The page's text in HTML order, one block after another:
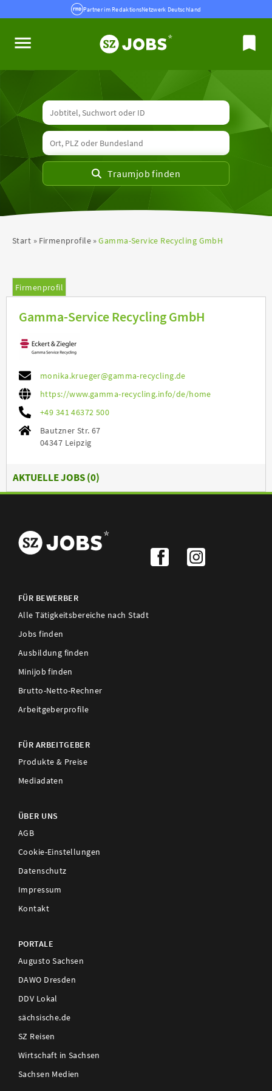
Partner im RedaktionsNetzwerk Deutschland
Start Firmenprofile Gamma-Service Recycling GmbH
Firmenprofil
Gamma-Service Recycling GmbH
monika.krueger@gamma-recycling.de
https://www.gamma-recycling.info/de/home
+49 341 46372 500
Bautzner Str. 67
04347 Leipzig
AKTUELLE JOBS (0)
FÜR BEWERBER
Alle Tätigkeitsbereiche nach Stadt
Jobs finden
Ausbildung finden
Minijob finden
Brutto-Netto-Rechner
Arbeitgeberprofile
FÜR ARBEITGEBER
Produkte & Preise
Mediadaten
ÜBER UNS
AGB
Cookie-Einstellungen
Datenschutz
Impressum
Kontakt
PORTALE
Augusto Sachsen
DAWO Dresden
DDV Lokal
sächsische.de
SZ Reisen
Wirtschaft in Sachsen
Sachsen Medien